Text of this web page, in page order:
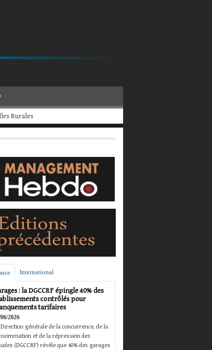
fermer
International
: la DGCCRF épingle 40% des
contrôlés pour
tarifaires
2026
générale de la concurrence, de la
et de la répression des
(DGCCRF) révèle que 40% des garages